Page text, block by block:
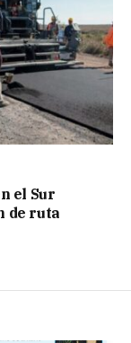
el Sur
de ruta